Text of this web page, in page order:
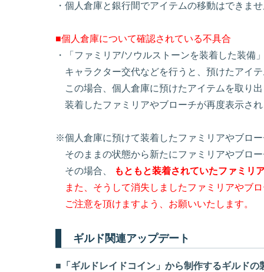
・個人倉庫と銀行間でアイテムの移動はできま
■個人倉庫について確認されている不具合
・「ファミリア/ソウルストーンを装着した装
キャラクター交代などを行うと、預けたアイ
この場合、個人倉庫に預けたアイテムを取り
装着したファミリアやブローチが再度表示さ
※個人倉庫に預けて装着したファミリアやブロ
そのままの状態から新たにファミリアやブロ
その場合、
もともと装着されていたファミリ
また、そうして消失しましたファミリアやブ
ご注意を頂けますよう、お願いいたします。
ギルド関連アップデート
■「ギルドレイドコイン」から制作するギルドの